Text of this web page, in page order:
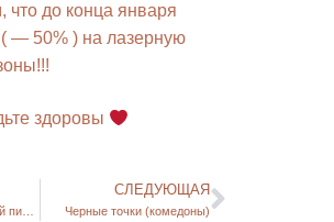
до конца января
( — 50% ) на лазерную
здоровы
СЛЕДУЮЩАЯ
Черные точки (комедоны)